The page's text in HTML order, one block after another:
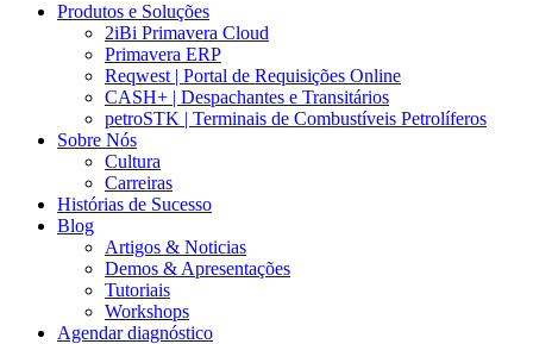
Produtos e Soluções
2iBi Primavera Cloud
Primavera ERP
Reqwest | Portal de Requisições Online
CASH+ | Despachantes e Transitários
petroSTK | Terminais de Combustíveis Petrolíferos
Sobre Nós
Cultura
Carreiras
Histórias de Sucesso
Blog
Artigos & Noticias
Demos & Apresentações
Tutoriais
Workshops
Agendar diagnóstico